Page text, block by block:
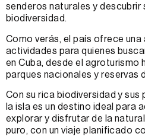
senderos naturales y descubrir
biodiversidad.
Como verás, el país ofrece una
actividades para quienes
en Cuba, desde el agroturismo
parques nacionales y reservas
Con su rica biodiversidad y sus
la isla es un destino ideal para
explorar y disfrutar de la
puro, con un viaje planificado